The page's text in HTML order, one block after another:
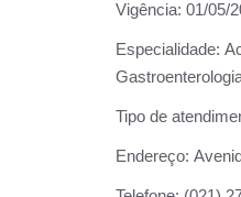
Vigência: 01/05/
Especialidade:
Tipo de
Endereço: